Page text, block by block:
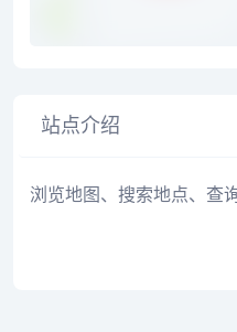
站点介绍
浏览地图、搜索地点、查